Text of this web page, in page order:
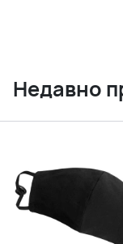
Недавно